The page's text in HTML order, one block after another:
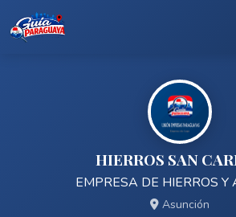
HIERROS SAN
EMPRESA DE HIERROS Y
Asunción